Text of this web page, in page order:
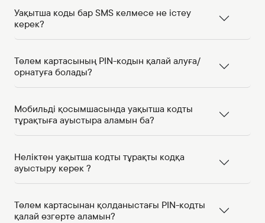
Уақытша коды бар SMS келмесе не істеу
керек?
Төлем картасының PIN-кодын қалай алуға/
орнатуға болады?
Мобильді қосымшасында уақытша кодты
тұрақтыға ауыстыра аламын ба?
Неліктен уақытша кодты тұрақты кодқа
ауыстыру керек ?
Төлем картасынан қолданыстағы PIN-кодты
қалай өзгерте аламын?